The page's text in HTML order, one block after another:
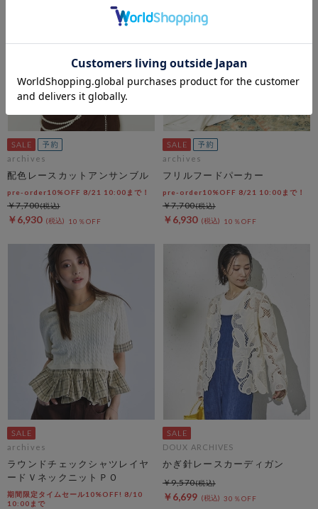
archives
配色レースカットアンサンブル
pre-order10%OFF 8/21 10:00まで！
￥6,930 10％OFF
￥7,700
archives
フリルフードパーカー
pre-order10%OFF 8/21 10:00まで！
￥6,930 10％OFF
￥7,700
archives
ラウンドチェックシャツレイヤ
ードＶネックニットＰＯ
期間限定タイムセール10%OFF! 8/10
10:00まで
DOUX ARCHIVES
かぎ針レースカーディガン
￥6,699 30％OFF
￥9,570